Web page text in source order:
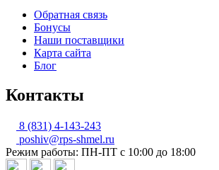
Обратная связь
Бонусы
Наши поставщики
Карта сайта
Блог
Контакты
8 (831) 4-143-243
poshiv@rps-shmel.ru
Режим работы: ПН-ПТ с 10:00 до 18:00